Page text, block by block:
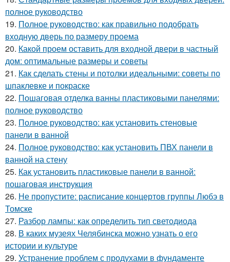
полное руководство
19. Полное руководство: как правильно подобрать
входную дверь по размеру проема
20. Какой проем оставить для входной двери в частный
дом: оптимальные размеры и советы
21. Как сделать стены и потолки идеальными: советы по
шпаклевке и покраске
22. Пошаговая отделка ванны пластиковыми панелями:
полное руководство
23. Полное руководство: как установить стеновые
панели в ванной
24. Полное руководство: как установить ПВХ панели в
ванной на стену
25. Как установить пластиковые панели в ванной:
пошаговая инструкция
26. Не пропустите: расписание концертов группы Любэ в
Томске
27. Разбор лампы: как определить тип светодиода
28. В каких музеях Челябинска можно узнать о его
истории и культуре
29. Устранение проблем с продухами в фундаменте